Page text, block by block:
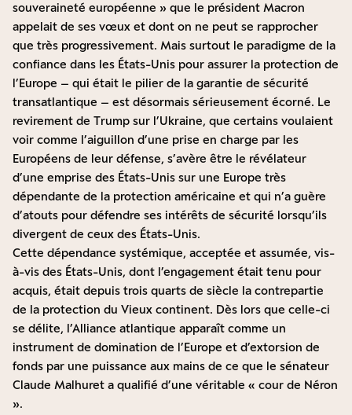
souveraineté européenne » que le président Macron
appelait de ses vœux et dont on ne peut se rapprocher
que très progressivement. Mais surtout le paradigme de la
confiance dans les États-Unis pour assurer la protection de
l’Europe – qui était le pilier de la garantie de sécurité
transatlantique – est désormais sérieusement écorné. Le
revirement de Trump sur l’Ukraine, que certains voulaient
voir comme l’aiguillon d’une prise en charge par les
Européens de leur défense, s’avère être le révélateur
d’une emprise des États-Unis sur une Europe très
dépendante de la protection américaine et qui n’a guère
d’atouts pour défendre ses intérêts de sécurité lorsqu’ils
divergent de ceux des États-Unis.
Cette dépendance systémique, acceptée et assumée, vis-
à-vis des États-Unis, dont l’engagement était tenu pour
acquis, était depuis trois quarts de siècle la contrepartie
de la protection du Vieux continent. Dès lors que celle-ci
se délite, l’Alliance atlantique apparaît comme un
instrument de domination de l’Europe et d’extorsion de
fonds par une puissance aux mains de ce que le sénateur
Claude Malhuret a qualifié d’une véritable « cour de Néron
».